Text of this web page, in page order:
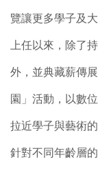
覽讓更多學子及
上任以來，除了
外，並典藏薪傳
園」活動，以數
拉近學子與藝術
針對不同年齡層